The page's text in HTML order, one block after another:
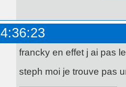
francky en effet j ai pas
steph moi je trouve pas